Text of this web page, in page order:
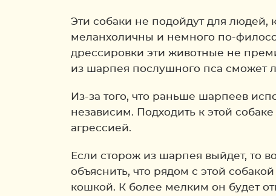
Эти собаки не подойдут для людей,
меланхоличны и немного по-
дрессировки эти животные не
из шарпея послушного пса сможет
Из-за того, что раньше шарпеев
независим. Подходить к этой
агрессией.
Если сторож из шарпея выйдет, то
объяснить, что рядом с этой
кошкой. К более мелким он будет